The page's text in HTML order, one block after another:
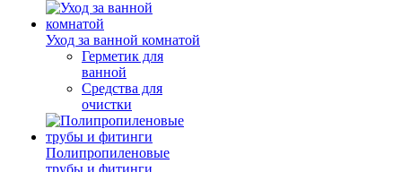
Уход за ванной комнатой
Герметик для
ванной
Средства для
очистки
Полипропиленовые
трубы и фитинги